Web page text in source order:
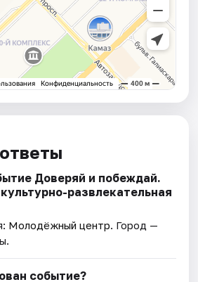
Доверяй и побеждай.
развлекательная
Молодёжный центр. Город —
событие?